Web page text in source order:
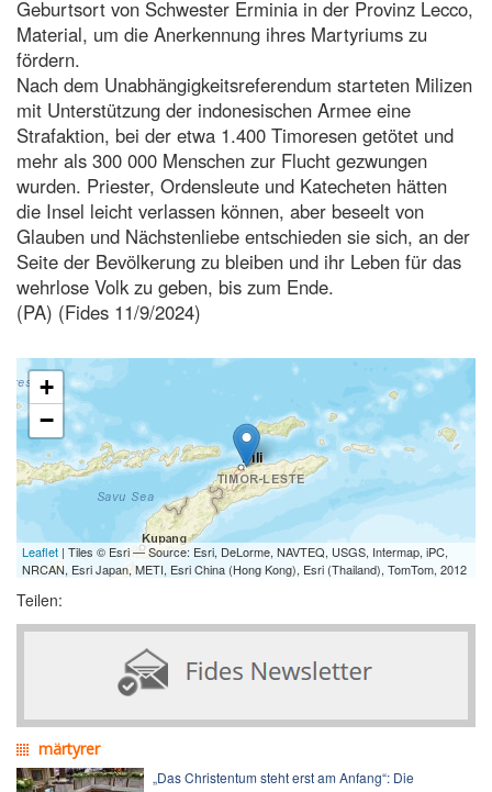
Geburtsort von Schwester Erminia in der Provinz Lecco,
Material, um die Anerkennung ihres Martyriums zu
fördern.
Nach dem Unabhängigkeitsreferendum starteten Milizen
mit Unterstützung der indonesischen Armee eine
Strafaktion, bei der etwa 1.400 Timoresen getötet und
mehr als 300 000 Menschen zur Flucht gezwungen
wurden. Priester, Ordensleute und Katecheten hätten
die Insel leicht verlassen können, aber beseelt von
Glauben und Nächstenliebe entschieden sie sich, an der
Seite der Bevölkerung zu bleiben und ihr Leben für das
wehrlose Volk zu geben, bis zum Ende.
(PA) (Fides 11/9/2024)
+
−
Leaflet | Tiles © Esri — Source: Esri, DeLorme, NAVTEQ, USGS, Intermap, iPC,
NRCAN, Esri Japan, METI, Esri China (Hong Kong), Esri (Thailand), TomTom, 2012
Teilen:
märtyrer
„Das Christentum steht erst am Anfang“: Die